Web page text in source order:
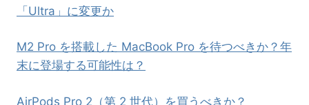
「Ultra」に変更か
M2 Pro を搭載した MacBook Pro を待つべきか？年
末に登場する可能性は？
AirPods Pro 2（第 2 世代）を買うべきか？